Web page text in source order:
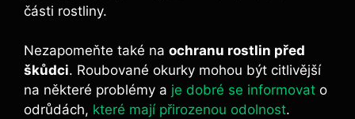
části rostliny.
Nezapomeňte také na ochranu rostlin před
škůdci. Roubované okurky ⁣mohou být citlivější
na některé problémy a je dobré se informovat ​ o
odrůdách, které mají přirozenou odolnost.